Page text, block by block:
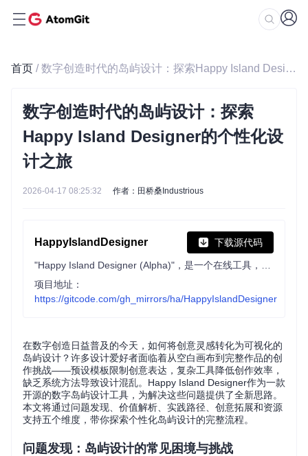
首页 / 数字创造时代的岛屿设计：探索Happy Island Designer的个性化设计之旅
数字创造时代的岛屿设计：探索
Happy Island Designer的个性化设
计之旅
2026-04-17 08:25:32 作者：田桥桑Industrious
HappyIslandDesigner 下载源代码
项目地址：
https://gitcode.com/gh_mirrors/ha/HappyIslandDesigner
在数字创造日益普及的今天，如何将创意灵感转化为可视化的
岛屿设计？许多设计爱好者面临着从空白画布到完整作品的创
作挑战——预设模板限制创意表达，复杂工具降低创作效率，
缺乏系统方法导致设计混乱。Happy Island Designer作为一款
开源的数字岛屿设计工具，为解决这些问题提供了全新思路。
本文将通过问题发现、价值解析、实践路径、创意拓展和资源
支持五个维度，带你探索个性化岛屿设计的完整流程。
问题发现：岛屿设计的常见困境与挑战